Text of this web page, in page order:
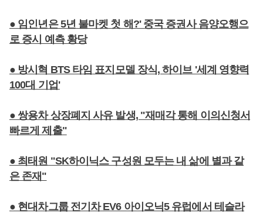
● 임인년은 5년 불마켓 첫 해?' 중국 증권사 음양오행으
로 증시 예측 황당
● 방시혁 BTS 타임 표지모델 장식, 하이브 '세계 영향력
100대 기업'
● 쌍용차 상장폐지 사유 발생, "재매각 통해 이의신청서
빠르게 제출"
● 최태원 "SK하이닉스 구성원 모두는 내 삶에 별과 같
은 존재"
● 현대차그룹 전기차 EV6 아이오닉5 유럽에서 테슬라